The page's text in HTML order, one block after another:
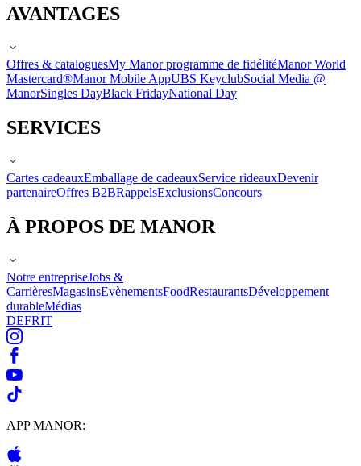
AVANTAGES
Offres & cataloguesMy Manor programme de fidélitéManor World
Mastercard®Manor Mobile AppUBS KeyclubSocial Media @
ManorSingles DayBlack FridayNational Day
SERVICES
Cartes cadeauxEmballage de cadeauxService rideauxDevenir
partenaireOffres B2BRappelsExclusionsConcours
À PROPOS DE MANOR
Notre entrepriseJobs &
CarrièresMagasinsEvènementsFoodRestaurantsDéveloppement
durableMédias
DEFRIT
APP MANOR: